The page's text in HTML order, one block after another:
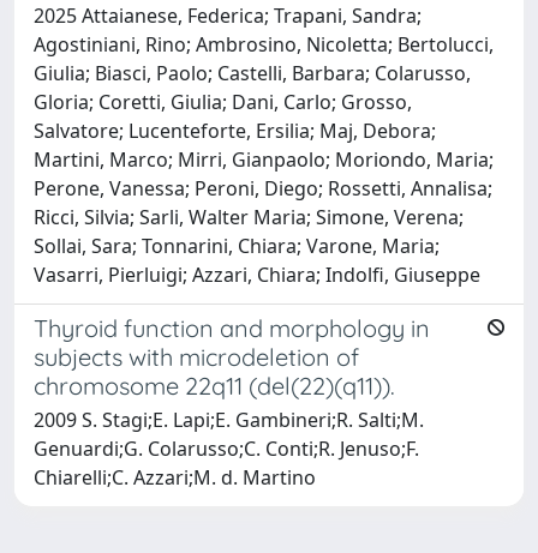
2025 Attaianese, Federica; Trapani, Sandra;
Agostiniani, Rino; Ambrosino, Nicoletta; Bertolucci,
Giulia; Biasci, Paolo; Castelli, Barbara; Colarusso,
Gloria; Coretti, Giulia; Dani, Carlo; Grosso,
Salvatore; Lucenteforte, Ersilia; Maj, Debora;
Martini, Marco; Mirri, Gianpaolo; Moriondo, Maria;
Perone, Vanessa; Peroni, Diego; Rossetti, Annalisa;
Ricci, Silvia; Sarli, Walter Maria; Simone, Verena;
Sollai, Sara; Tonnarini, Chiara; Varone, Maria;
Vasarri, Pierluigi; Azzari, Chiara; Indolfi, Giuseppe
Thyroid function and morphology in
subjects with microdeletion of
chromosome 22q11 (del(22)(q11)).
2009 S. Stagi;E. Lapi;E. Gambineri;R. Salti;M.
Genuardi;G. Colarusso;C. Conti;R. Jenuso;F.
Chiarelli;C. Azzari;M. d. Martino